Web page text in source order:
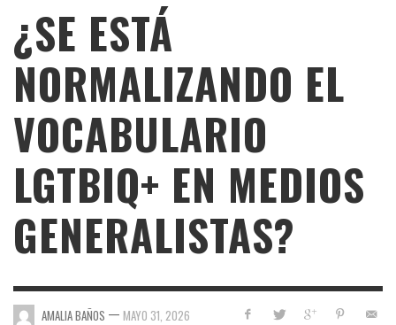
¿SE ESTÁ
NORMALIZANDO EL
VOCABULARIO
LGTBIQ+ EN MEDIOS
GENERALISTAS?
AMALIA BAÑOS — MAYO 31, 2026